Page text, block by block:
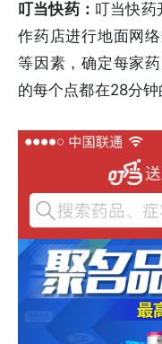
叮当快药： 叮当快药
作药店进行地面网
等因素，确定每家
的每个点都在28分钟